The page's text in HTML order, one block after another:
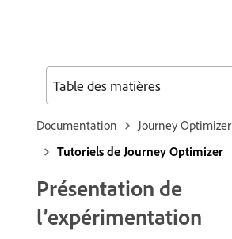
Documentation
Journey Optimizer
Tutoriels de Journey Optimizer
Présentation de
l’expérimentation
Table des matières